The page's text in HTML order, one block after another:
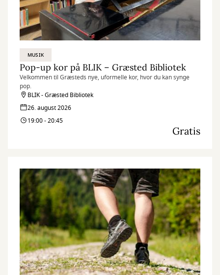
MUSIK
Pop-up kor på BLIK – Græsted Bibliotek
Velkommen til Græsteds nye, uformelle kor, hvor du kan synge
pop.
BLIK - Græsted Bibliotek
26. august 2026
19:00 - 20:45
Gratis